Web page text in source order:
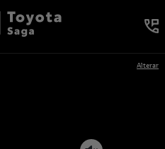
Alterar